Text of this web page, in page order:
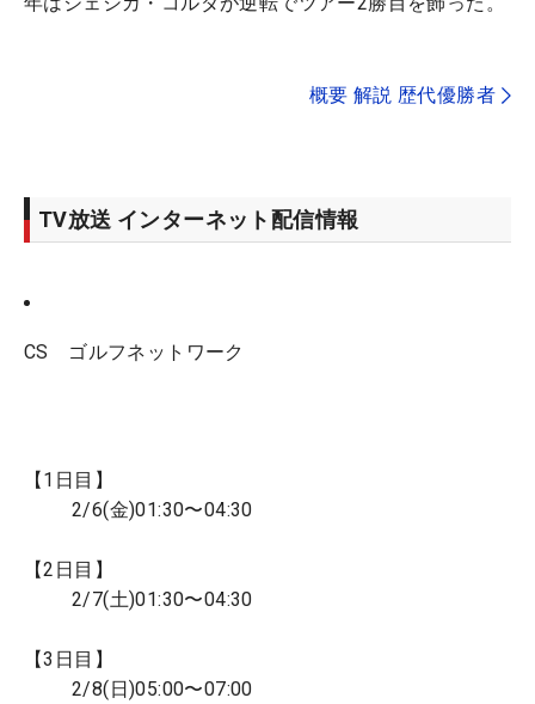
概要 解説 歴代優勝者
TV放送 インターネット配信情報
CS ゴルフネットワーク
【1日目】
2/6(金)01:30〜04:30
【2日目】
2/7(土)01:30〜04:30
【3日目】
2/8(日)05:00〜07:00